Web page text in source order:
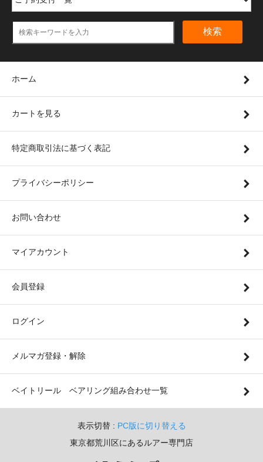
検索
ホーム
カートを見る
特定商取引法に基づく表記
プライバシーポリシー
お問い合わせ
マイアカウント
会員登録
ログイン
メルマガ登録・解除
ベイトリール ベアリング組み合わせ一覧
表示切替 : PC版に切り替える
東京都荒川区にあるルアー専門店